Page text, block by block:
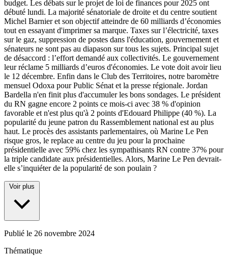
budget. Les débats sur le projet de loi de finances pour 2025 ont
débuté lundi. La majorité sénatoriale de droite et du centre soutient
Michel Barnier et son objectif atteindre de 60 milliards d’économies
tout en essayant d'imprimer sa marque. Taxes sur l’électricité, taxes
sur le gaz, suppression de postes dans l'éducation, gouvernement et
sénateurs ne sont pas au diapason sur tous les sujets. Principal sujet
de désaccord : l’effort demandé aux collectivités. Le gouvernement
leur réclame 5 milliards d’euros d'économies. Le vote doit avoir lieu
le 12 décembre. Enfin dans le Club des Territoires, notre baromètre
mensuel Odoxa pour Public Sénat et la presse régionale. Jordan
Bardella n'en finit plus d'accumuler les bons sondages. Le président
du RN gagne encore 2 points ce mois-ci avec 38 % d'opinion
favorable et n'est plus qu'à 2 points d'Edouard Philippe (40 %). La
popularité du jeune patron du Rassemblement national est au plus
haut. Le procès des assistants parlementaires, où Marine Le Pen
risque gros, le replace au centre du jeu pour la prochaine
présidentielle avec 59% chez les sympathisants RN contre 37% pour
la triple candidate aux présidentielles. Alors, Marine Le Pen devrait-
elle s’inquiéter de la popularité de son poulain ?
Voir plus
Publié le 26 novembre 2024
Thématique